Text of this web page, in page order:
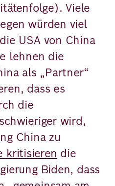
Viele
würden viel
USA von China
lehnen die
als „Partner“
dass es
die
wird,
China zu
kritisieren die
Biden, dass